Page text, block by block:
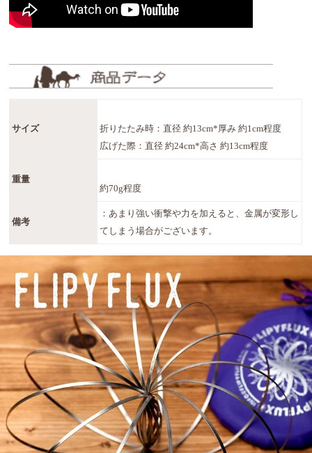
サイズ
折りたたみ時：直径 約13cm*厚み 約1cm程度
広げた際：直径 約24cm*高さ 約13cm程度
重量
約70g程度
備考
：あまり強い衝撃や力を加えると、金属が変形し
てしまう場合がございます。